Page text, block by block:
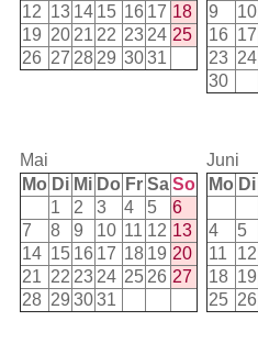
12 13 14 15 16 17 18
19 20 21 22 23 24 25
26 27 28 29 3031
9
10
16 17
23 24
30
Mai
Mo Di Mi Do Fr SaSo
1
2 3 4 5
6
7
8 9 10 11 12 13
14 15 16 17 18 19 20
21 22 23 24 25 26 27
28 29 3031
Juni
Mo Di
4
5
11
12
18 19
25 26